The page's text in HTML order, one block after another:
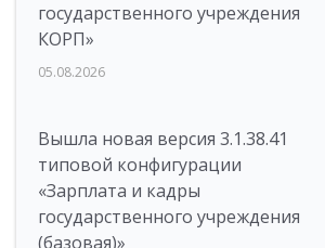
государственного учреждения
КОРП»
05.08.2026
Вышла новая версия 3.1.38.41
типовой конфигурации
«Зарплата и кадры
государственного учреждения
(базовая)»